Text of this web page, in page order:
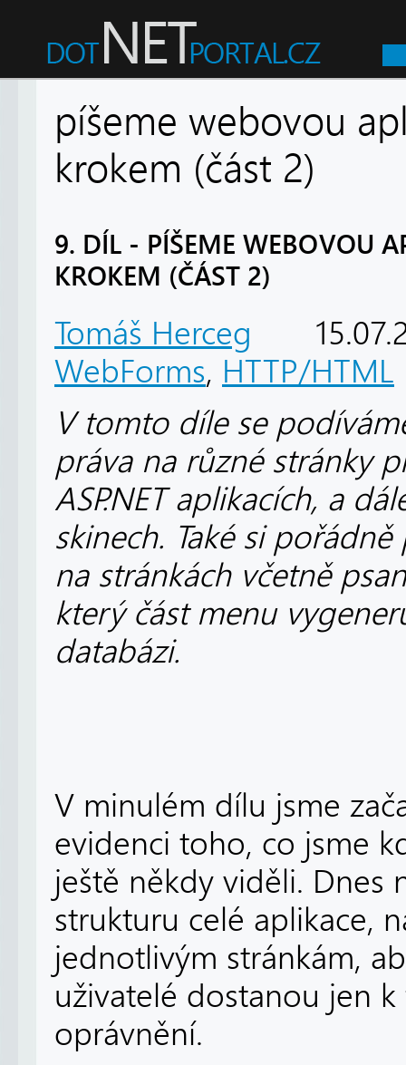
píšeme webovou
krokem (část 2)
9. DÍL - PÍŠEME WEBOVOU
KROKEM (ČÁST 2)
Tomáš Herceg
WebForms, HTTP/HTML
V tomto díle se
práva na různé stránky
ASP.NET aplikacích, a
skinech. Také si
na stránkách včetně
který část menu
databázi.
V minulém dílu jsme
evidenci toho, co jsme
ještě někdy viděli. Dnes
strukturu celé aplikace,
jednotlivým stránkám,
uživatelé dostanou jen
oprávnění.